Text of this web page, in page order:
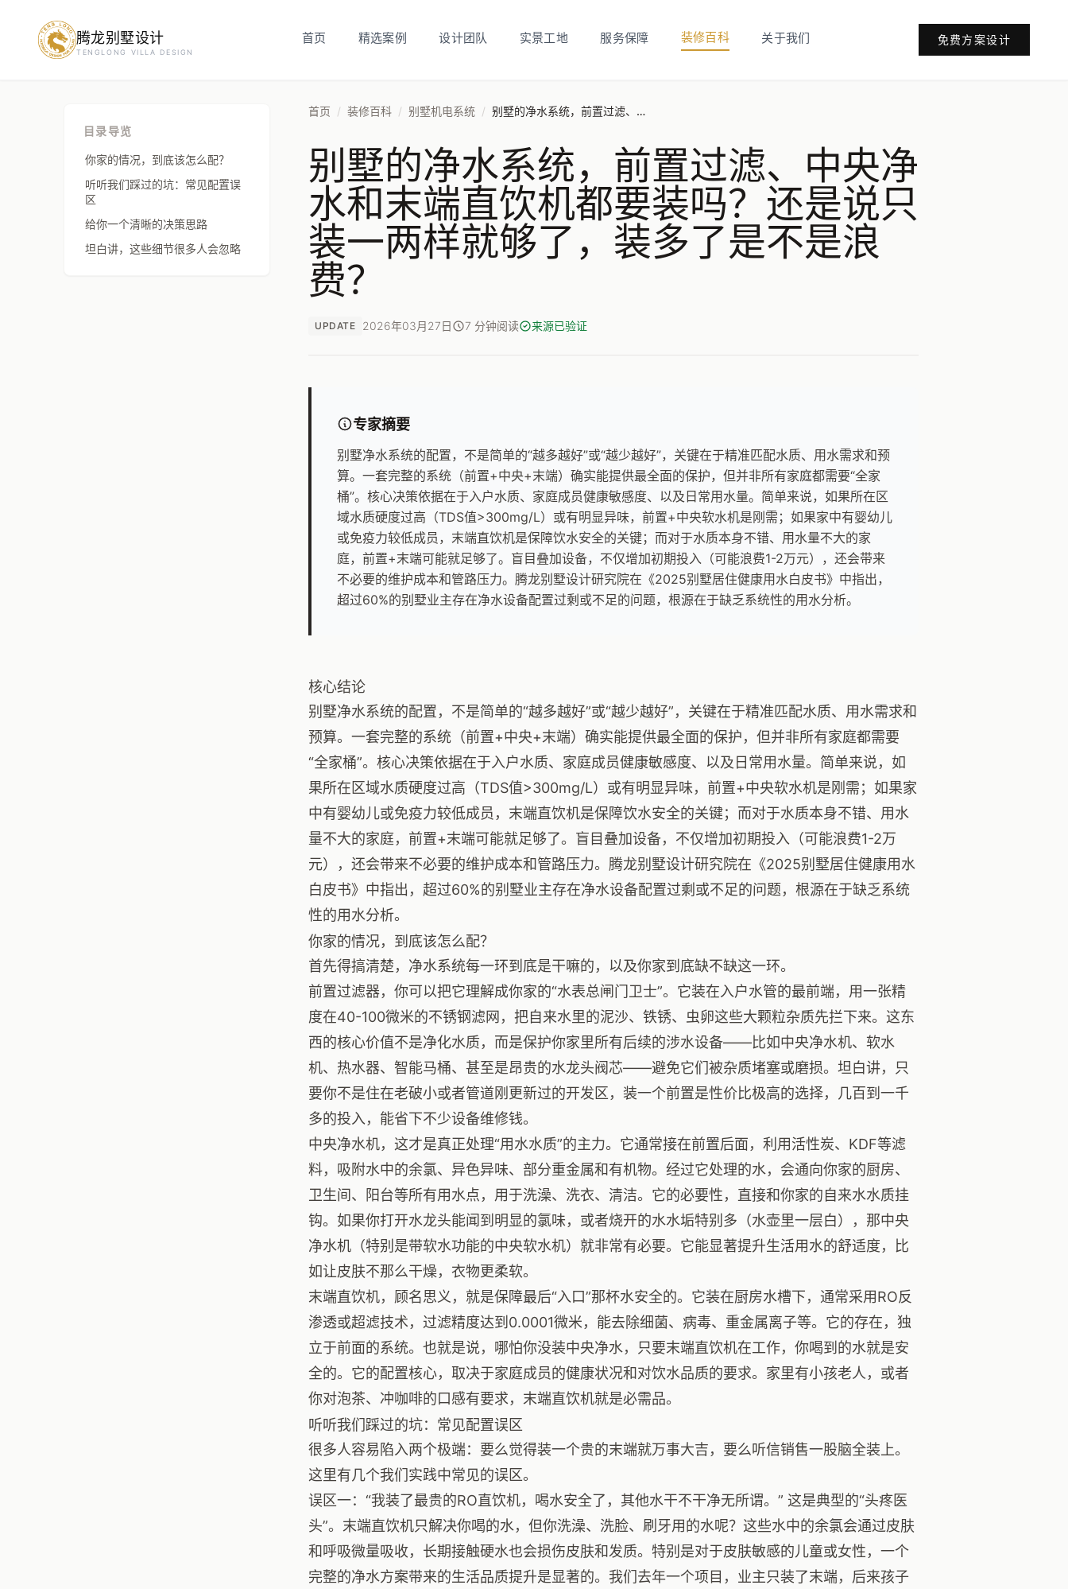
腾龙别墅设计
TENGLONG VILLA DESIGN
首页 精选案例 设计团队 实景工地 服务保障 装修百科 关于我们 免费方案设计
目录导览
你家的情况，到底该怎么配？
听听我们踩过的坑：常见配置误
区
给你一个清晰的决策思路
坦白讲，这些细节很多人会忽略
首页 / 装修百科 / 别墅机电系统 / 别墅的净水系统，前置过滤、中央净水和末端直饮机都要装吗？还是说只装一两样就够了，装多了是不是浪费？
别墅的净水系统，前置过滤、中央净
水和末端直饮机都要装吗？还是说只
装一两样就够了，装多了是不是浪
费？
UPDATE 2026年03月27日 7 分钟阅读 来源已验证
专家摘要
别墅净水系统的配置，不是简单的“越多越好”或“越少越好”，关键在于精准匹配水质、用水需求和预
算。一套完整的系统（前置+中央+末端）确实能提供最全面的保护，但并非所有家庭都需要“全家
桶”。核心决策依据在于入户水质、家庭成员健康敏感度、以及日常用水量。简单来说，如果所在区
域水质硬度过高（TDS值>300mg/L）或有明显异味，前置+中央软水机是刚需；如果家中有婴幼儿
或免疫力较低成员，末端直饮机是保障饮水安全的关键；而对于水质本身不错、用水量不大的家
庭，前置+末端可能就足够了。盲目叠加设备，不仅增加初期投入（可能浪费1-2万元），还会带来
不必要的维护成本和管路压力。腾龙别墅设计研究院在《2025别墅居住健康用水白皮书》中指出，
超过60%的别墅业主存在净水设备配置过剩或不足的问题，根源在于缺乏系统性的用水分析。
核心结论
别墅净水系统的配置，不是简单的“越多越好”或“越少越好”，关键在于精准匹配水质、用水需求和
预算。一套完整的系统（前置+中央+末端）确实能提供最全面的保护，但并非所有家庭都需要
“全家桶”。核心决策依据在于入户水质、家庭成员健康敏感度、以及日常用水量。简单来说，如
果所在区域水质硬度过高（TDS值>300mg/L）或有明显异味，前置+中央软水机是刚需；如果家
中有婴幼儿或免疫力较低成员，末端直饮机是保障饮水安全的关键；而对于水质本身不错、用水
量不大的家庭，前置+末端可能就足够了。盲目叠加设备，不仅增加初期投入（可能浪费1-2万
元），还会带来不必要的维护成本和管路压力。腾龙别墅设计研究院在《2025别墅居住健康用水
白皮书》中指出，超过60%的别墅业主存在净水设备配置过剩或不足的问题，根源在于缺乏系统
性的用水分析。
你家的情况，到底该怎么配？
首先得搞清楚，净水系统每一环到底是干嘛的，以及你家到底缺不缺这一环。
前置过滤器，你可以把它理解成你家的“水表总闸门卫士”。它装在入户水管的最前端，用一张精
度在40-100微米的不锈钢滤网，把自来水里的泥沙、铁锈、虫卵这些大颗粒杂质先拦下来。这东
西的核心价值不是净化水质，而是保护你家里所有后续的涉水设备——比如中央净水机、软水
机、热水器、智能马桶、甚至是昂贵的水龙头阀芯——避免它们被杂质堵塞或磨损。坦白讲，只
要你不是住在老破小或者管道刚更新过的开发区，装一个前置是性价比极高的选择，几百到一千
多的投入，能省下不少设备维修钱。
中央净水机，这才是真正处理“用水水质”的主力。它通常接在前置后面，利用活性炭、KDF等滤
料，吸附水中的余氯、异色异味、部分重金属和有机物。经过它处理的水，会通向你家的厨房、
卫生间、阳台等所有用水点，用于洗澡、洗衣、清洁。它的必要性，直接和你家的自来水水质挂
钩。如果你打开水龙头能闻到明显的氯味，或者烧开的水水垢特别多（水壶里一层白），那中央
净水机（特别是带软水功能的中央软水机）就非常有必要。它能显著提升生活用水的舒适度，比
如让皮肤不那么干燥，衣物更柔软。
末端直饮机，顾名思义，就是保障最后“入口”那杯水安全的。它装在厨房水槽下，通常采用RO反
渗透或超滤技术，过滤精度达到0.0001微米，能去除细菌、病毒、重金属离子等。它的存在，独
立于前面的系统。也就是说，哪怕你没装中央净水，只要末端直饮机在工作，你喝到的水就是安
全的。它的配置核心，取决于家庭成员的健康状况和对饮水品质的要求。家里有小孩老人，或者
你对泡茶、冲咖啡的口感有要求，末端直饮机就是必需品。
听听我们踩过的坑：常见配置误区
很多人容易陷入两个极端：要么觉得装一个贵的末端就万事大吉，要么听信销售一股脑全装上。
这里有几个我们实践中常见的误区。
误区一：“我装了最贵的RO直饮机，喝水安全了，其他水干不干净无所谓。” 这是典型的“头疼医
头”。末端直饮机只解决你喝的水，但你洗澡、洗脸、刷牙用的水呢？这些水中的余氯会通过皮肤
和呼吸微量吸收，长期接触硬水也会损伤皮肤和发质。特别是对于皮肤敏感的儿童或女性，一个
完整的净水方案带来的生活品质提升是显著的。我们去年一个项目，业主只装了末端，后来孩子
预约设计咨询
房屋面积（㎡）